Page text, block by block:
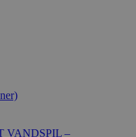
VANDSPIL –